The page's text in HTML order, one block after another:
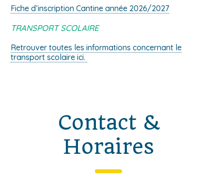
Fiche d’inscription Cantine année 2026/2027
TRANSPORT SCOLAIRE
Retrouver toutes les informations concernant le
transport scolaire ici.
Contact &
Horaires